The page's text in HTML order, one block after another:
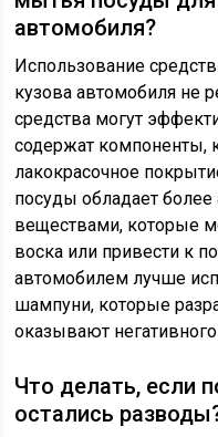
автомобиля?
Использование
кузова автомобиля не
средства могут
содержат компоненты,
лакокрасочное
посуды обладает
веществами, которые
воска или привести к
автомобилем лучше
шампуни, которые
оказывают
Что делать, если
остались